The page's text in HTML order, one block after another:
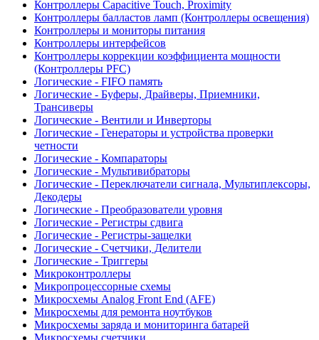
Контроллеры Capacitive Touch, Proximity
Контроллеры балластов ламп (Контроллеры освещения)
Контроллеры и мониторы питания
Контроллеры интерфейсов
Контроллеры коррекции коэффициента мощности
(Контроллеры PFC)
Логические - FIFO память
Логические - Буферы, Драйверы, Приемники,
Трансиверы
Логические - Вентили и Инверторы
Логические - Генераторы и устройства проверки
четности
Логические - Компараторы
Логические - Мультивибраторы
Логические - Переключатели сигнала, Мультиплексоры,
Декодеры
Логические - Преобразователи уровня
Логические - Регистры сдвига
Логические - Регистры-защелки
Логические - Счетчики, Делители
Логические - Триггеры
Микроконтроллеры
Микропроцессорные схемы
Микросхемы Analog Front End (AFE)
Микросхемы для ремонта ноутбуков
Микросхемы заряда и мониторинга батарей
Микросхемы счетчики